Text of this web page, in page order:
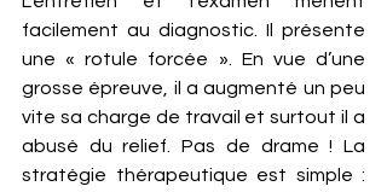
facilement au diagnostic. Il présente
une « rotule forcée ». En vue d’une
grosse épreuve, il a augmenté un peu
vite sa charge de travail et surtout il a
abusé du relief. Pas de drame ! La
stratégie thérapeutique est simple :